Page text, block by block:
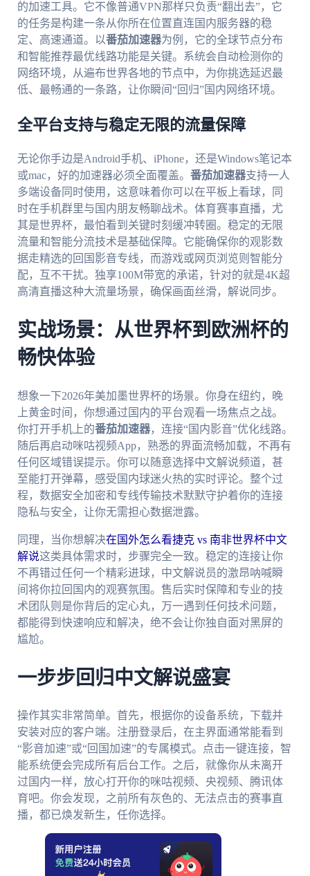
的加速工具。它不像普通VPN那样只负责“翻出去”，它
的任务是构建一条从你所在位置直连国内服务器的稳
定、高速通道。以番茄加速器为例，它的全球节点分布
和智能推荐最优线路功能是关键。系统会自动检测你的
网络环境，从遍布世界各地的节点中，为你挑选延迟最
低、最畅通的一条路，让你瞬间“回归”国内网络环境。
全平台支持与稳定无限的流量保障
无论你手边是Android手机、iPhone，还是Windows笔记本
或mac，好的加速器必须全面覆盖。 番茄加速器支持一人
多端设备同时使用，这意味着你可以在平板上看球，同
时在手机群里与国内朋友畅聊战术。体育赛事直播，尤
其是世界杯，最怕看到关键时刻缓冲转圈。稳定的无限
流量和智能分流技术是基础保障。它能确保你的观影数
据走精选的回国影音专线，而游戏或网页浏览则智能分
配，互不干扰。独享100M带宽的承诺，针对的就是4K超
高清直播这种大流量场景，确保画面丝滑，解说同步。
实战场景：从世界杯到欧洲杯的
畅快体验
想象一下2026年美加墨世界杯的场景。你身在纽约，晚
上黄金时间，你想通过国内的平台观看一场焦点之战。
你打开手机上的番茄加速器，连接“国内影音”优化线路。
随后再启动咪咕视频App，熟悉的界面流畅加载，不再有
任何区域错误提示。你可以随意选择中文解说频道，甚
至能打开弹幕，感受国内球迷火热的实时评论。整个过
程，数据安全加密和专线传输技术默默守护着你的连接
隐私与安全，让你无需担心数据泄露。
同理，当你想解决在国外怎么看捷克 vs 南非世界杯中文
解说这类具体需求时，步骤完全一致。稳定的连接让你
不再错过任何一个精彩进球，中文解说员的激昂呐喊瞬
间将你拉回国内的观赛氛围。售后实时保障和专业的技
术团队则是你背后的定心丸，万一遇到任何技术问题，
都能得到快速响应和解决，绝不会让你独自面对黑屏的
尴尬。
一步步回归中文解说盛宴
操作其实非常简单。首先，根据你的设备系统，下载并
安装对应的客户端。注册登录后，在主界面通常能看到
“影音加速”或“回国加速”的专属模式。点击一键连接，智
能系统便会完成所有后台工作。之后，就像你从未离开
过国内一样，放心打开你的咪咕视频、央视频、腾讯体
育吧。你会发现，之前所有灰色的、无法点击的赛事直
播，都已焕发新生，任你选择。